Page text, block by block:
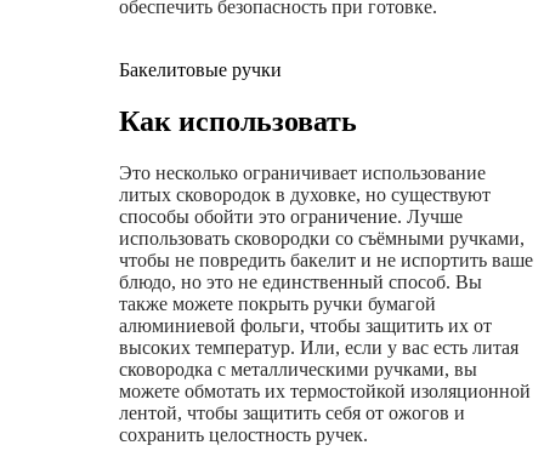
обеспечить безопасность при готовке.
Бакелитовые ручки
Как использовать
Это несколько ограничивает использование
литых сковородок в духовке, но существуют
способы обойти это ограничение. Лучше
использовать сковородки со съёмными ручками,
чтобы не повредить бакелит и не испортить ваше
блюдо, но это не единственный способ. Вы
также можете покрыть ручки бумагой
алюминиевой фольги, чтобы защитить их от
высоких температур. Или, если у вас есть литая
сковородка с металлическими ручками, вы
можете обмотать их термостойкой изоляционной
лентой, чтобы защитить себя от ожогов и
сохранить целостность ручек.